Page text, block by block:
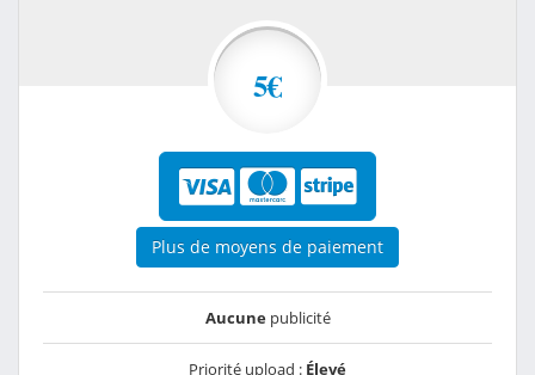
5€
Plus de moyens de paiement
Aucunepublicité
Priorité upload : Élevé